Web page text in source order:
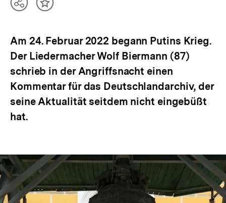
TeilenInhalt
Am 24. Februar 2022 begann Putins Krieg.
Der Liedermacher Wolf Biermann (87)
schrieb in der Angriffsnacht einen
Kommentar für das Deutschlandarchiv, der
seine Aktualität seitdem nicht eingebüßt
hat.